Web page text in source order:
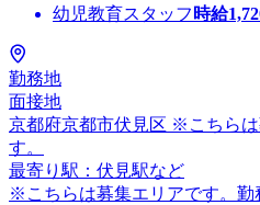
幼児教育スタッフ 時給
勤務地
面接地
京都府京都市伏見区 ※こちら
す。
最寄り駅：伏見駅など
※こちらは募集エリアです。勤